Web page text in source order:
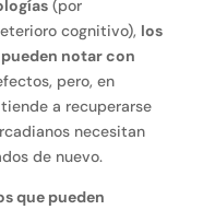
(por
cognitivo), los
notar con
pero, en
a recuperarse
necesitan
de nuevo.
que pueden